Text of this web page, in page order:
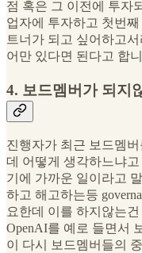
점 혹은 그 이전에 투자
업자에 투자하고 첫번
트너가 되고 싶어하고
어만 있다면 된다고 합
4. 보드멤버가 되지
진행자가 최근 보드멤
데 어떻게 생각하느냐
기에 가까운 일이라고
하고 해고하는등
요한데 이를 하지않는
OpenAI를 예로 들면서
이 다시 보드멤버들의